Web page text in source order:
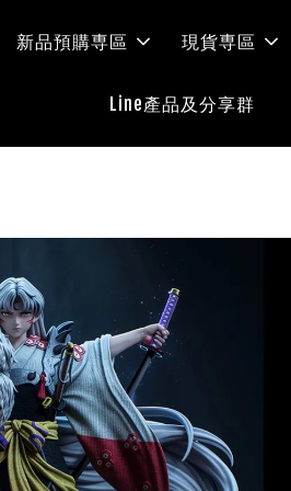
新品預購専區 現貨専區
Line產品及分享群